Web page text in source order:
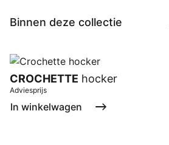
Binnen deze collectie
CROCHETTE hocker
Adviesprijs
In winkelwagen